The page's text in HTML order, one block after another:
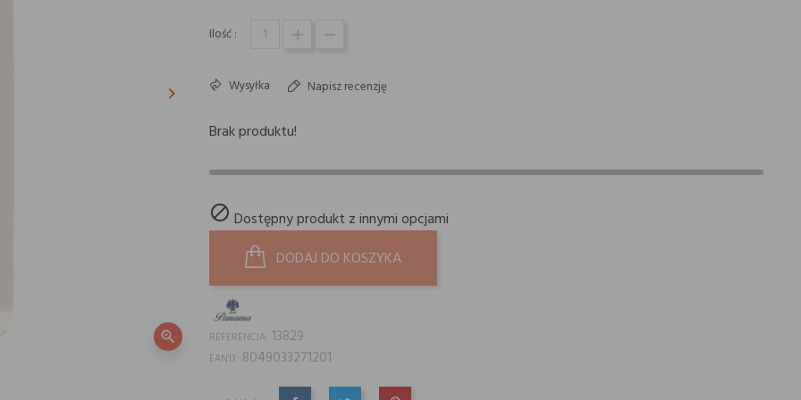
Następny
keyboard_arrow_right
zoom_in
Ilość :
Wysyłka Napisz recenzję
Brak produktu!
 Dostępny produkt z innymi opcjami
DODAJ DO KOSZYKA
REFERENCJA: 13829
EAN13: 8049033271201